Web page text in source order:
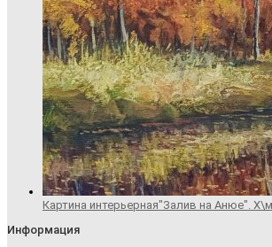
Картина интерьерная"Залив на Анюе".
Информация